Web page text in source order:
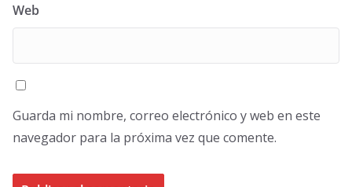
Web
Guarda mi nombre, correo electrónico y web en este
navegador para la próxima vez que comente.